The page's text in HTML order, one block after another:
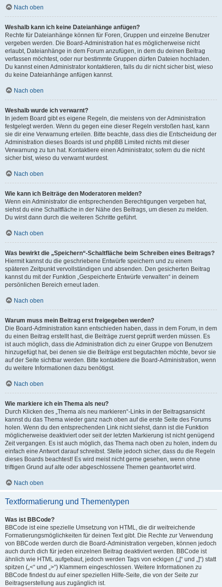
Nach oben
Weshalb kann ich keine Dateianhänge anfügen?
Rechte für Dateianhänge können für Foren, Gruppen und einzelne Benutzer
vergeben werden. Die Board-Administration hat es möglicherweise nicht
erlaubt, Dateianhänge in dem Forum anzufügen, in dem du deinen Beitrag
verfassen möchtest, oder nur bestimmte Gruppen dürfen Dateien hochladen.
Du kannst einen Administrator kontaktieren, falls du dir nicht sicher bist, wieso
du keine Dateianhänge anfügen kannst.
Nach oben
Weshalb wurde ich verwarnt?
In jedem Board gibt es eigene Regeln, die meistens von der Administration
festgelegt werden. Wenn du gegen eine dieser Regeln verstoßen hast, kann
sie dir eine Verwarnung erteilen. Bitte beachte, dass dies die Entscheidung der
Administration dieses Boards ist und phpBB Limited nichts mit dieser
Verwarnung zu tun hat. Kontaktiere einen Administrator, sofern du die nicht
sicher bist, wieso du verwarnt wurdest.
Nach oben
Wie kann ich Beiträge den Moderatoren melden?
Wenn ein Administrator die entsprechenden Berechtigungen vergeben hat,
siehst du eine Schaltfläche in der Nähe des Beitrags, um diesen zu melden.
Du wirst dann durch die weiteren Schritte geführt.
Nach oben
Was bewirkt die „Speichern“-Schaltfläche beim Schreiben eines Beitrags?
Hiermit kannst du die geschriebene Entwürfe speichern und zu einem
späteren Zeitpunkt vervollständigen und absenden. Den gesicherten Beitrag
kannst du mit der Funktion „Gespeicherte Entwürfe verwalten“ in deinem
persönlichen Bereich erneut laden.
Nach oben
Warum muss mein Beitrag erst freigegeben werden?
Die Board-Administration kann entschieden haben, dass in dem Forum, in dem
du einen Beitrag erstellt hast, die Beiträge zuerst geprüft werden müssen. Es
ist auch möglich, dass die Administration dich zu einer Gruppe von Benutzern
hinzugefügt hat, bei denen sie die Beiträge erst begutachten möchte, bevor sie
auf der Seite sichtbar werden. Bitte kontaktiere die Board-Administration, wenn
du weitere Informationen dazu benötigst.
Nach oben
Wie markiere ich ein Thema als neu?
Durch Klicken des „Thema als neu markieren“-Links in der Beitragsansicht
kannst du das Thema wieder ganz nach oben auf die erste Seite des Forums
holen. Wenn du den entsprechenden Link nicht siehst, dann ist die Funktion
möglicherweise deaktiviert oder seit der letzten Markierung ist nicht genügend
Zeit vergangen. Es ist auch möglich, das Thema nach oben zu holen, indem du
einfach eine Antwort darauf schreibst. Stelle jedoch sicher, dass du die Regeln
dieses Boards beachtest! Es wird meist nicht gerne gesehen, wenn ohne
triftigen Grund auf alte oder abgeschlossene Themen geantwortet wird.
Nach oben
Textformatierung und Thementypen
Was ist BBCode?
BBCode ist eine spezielle Umsetzung von HTML, die dir weitreichende
Formatierungsmöglichkeiten für deinen Text gibt. Die Rechte zur Verwendung
von BBCode werden durch die Board-Administration vergeben, können jedoch
auch durch dich für jeden einzelnen Beitrag deaktiviert werden. BBCode ist
ähnlich wie HTML aufgebaut, jedoch werden Tags von eckigen („[“ und „]“) statt
spitzen („<“ und „>“) Klammern eingeschlossen. Weitere Informationen zu
BBCode findest du auf einer speziellen Hilfe-Seite, die von der Seite zur
Beitragserstellung aus zugänglich ist.